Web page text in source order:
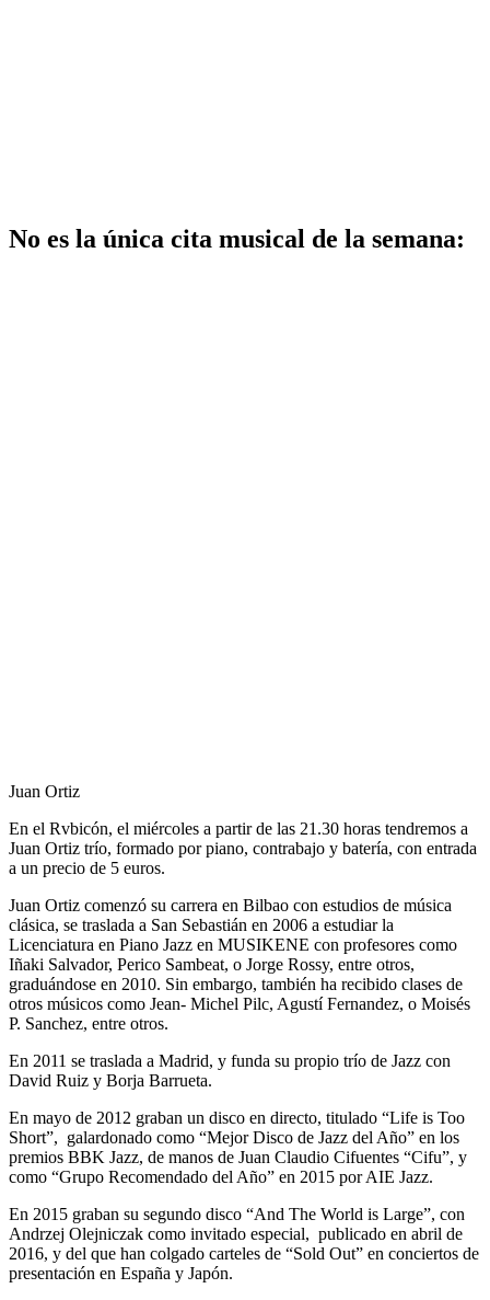
No es la única cita musical de la semana:
Juan Ortiz
En el Rvbicón, el miércoles a partir de las 21.30 horas tendremos a
Juan Ortiz trío, formado por piano, contrabajo y batería, con entrada
a un precio de 5 euros.
Juan Ortiz comenzó su carrera en Bilbao con estudios de música
clásica, se traslada a San Sebastián en 2006 a estudiar la
Licenciatura en Piano Jazz en MUSIKENE con profesores como
Iñaki Salvador, Perico Sambeat, o Jorge Rossy, entre otros,
graduándose en 2010. Sin embargo, también ha recibido clases de
otros músicos como Jean- Michel Pilc, Agustí Fernandez, o Moisés
P. Sanchez, entre otros.
En 2011 se traslada a Madrid, y funda su propio trío de Jazz con
David Ruiz y Borja Barrueta.
En mayo de 2012 graban un disco en directo, titulado “Life is Too
Short”, galardonado como “Mejor Disco de Jazz del Año” en los
premios BBK Jazz, de manos de Juan Claudio Cifuentes “Cifu”, y
como “Grupo Recomendado del Año” en 2015 por AIE Jazz.
En 2015 graban su segundo disco “And The World is Large”, con
Andrzej Olejniczak como invitado especial, publicado en abril de
2016, y del que han colgado carteles de “Sold Out” en conciertos de
presentación en España y Japón.